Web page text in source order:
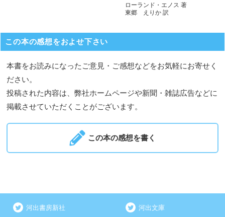
ローランド・エノス 著
東郷 えりか 訳
この本の感想をおよせ下さい
本書をお読みになったご意見・ご感想などをお気軽にお寄せく
ださい。
投稿された内容は、弊社ホームページや新聞・雑誌広告などに
掲載させていただくことがございます。
この本の感想を書く
河出書房新社 河出文庫